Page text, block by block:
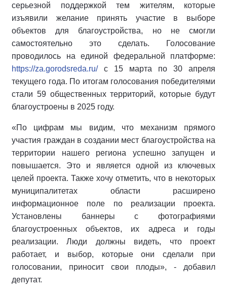
серьезной поддержкой тем жителям, которые
изъявили желание принять участие в выборе
объектов для благоустройства, но не смогли
самостоятельно это сделать. Голосование
проводилось на единой федеральной платформе:
https://za.gorodsreda.ru/ с 15 марта по 30 апреля
текущего года. По итогам голосования победителями
стали 59 общественных территорий, которые будут
благоустроены в 2025 году.
«По цифрам мы видим, что механизм прямого
участия граждан в создании мест благоустройства на
территории нашего региона успешно запущен и
повышается. Это и является одной из ключевых
целей проекта. Также хочу отметить, что в некоторых
муниципалитетах области расширено
информационное поле по реализации проекта.
Установлены баннеры с фотографиями
благоустроенных объектов, их адреса и годы
реализации. Люди должны видеть, что проект
работает, и выбор, которые они сделали при
голосовании, приносит свои плоды», - добавил
депутат.